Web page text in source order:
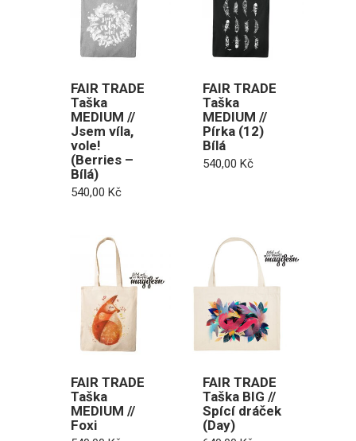
FAIR TRADE
Taška
MEDIUM //
Jsem víla,
vole!
(Berries –
Bílá)
540,00 Kč
FAIR TRADE
Taška
MEDIUM //
Pírka (12)
Bílá
540,00Kč
FAIR TRADE
Taška
MEDIUM //
Foxi
FAIR TRADE
Taška BIG //
Spící dráček
(Day)